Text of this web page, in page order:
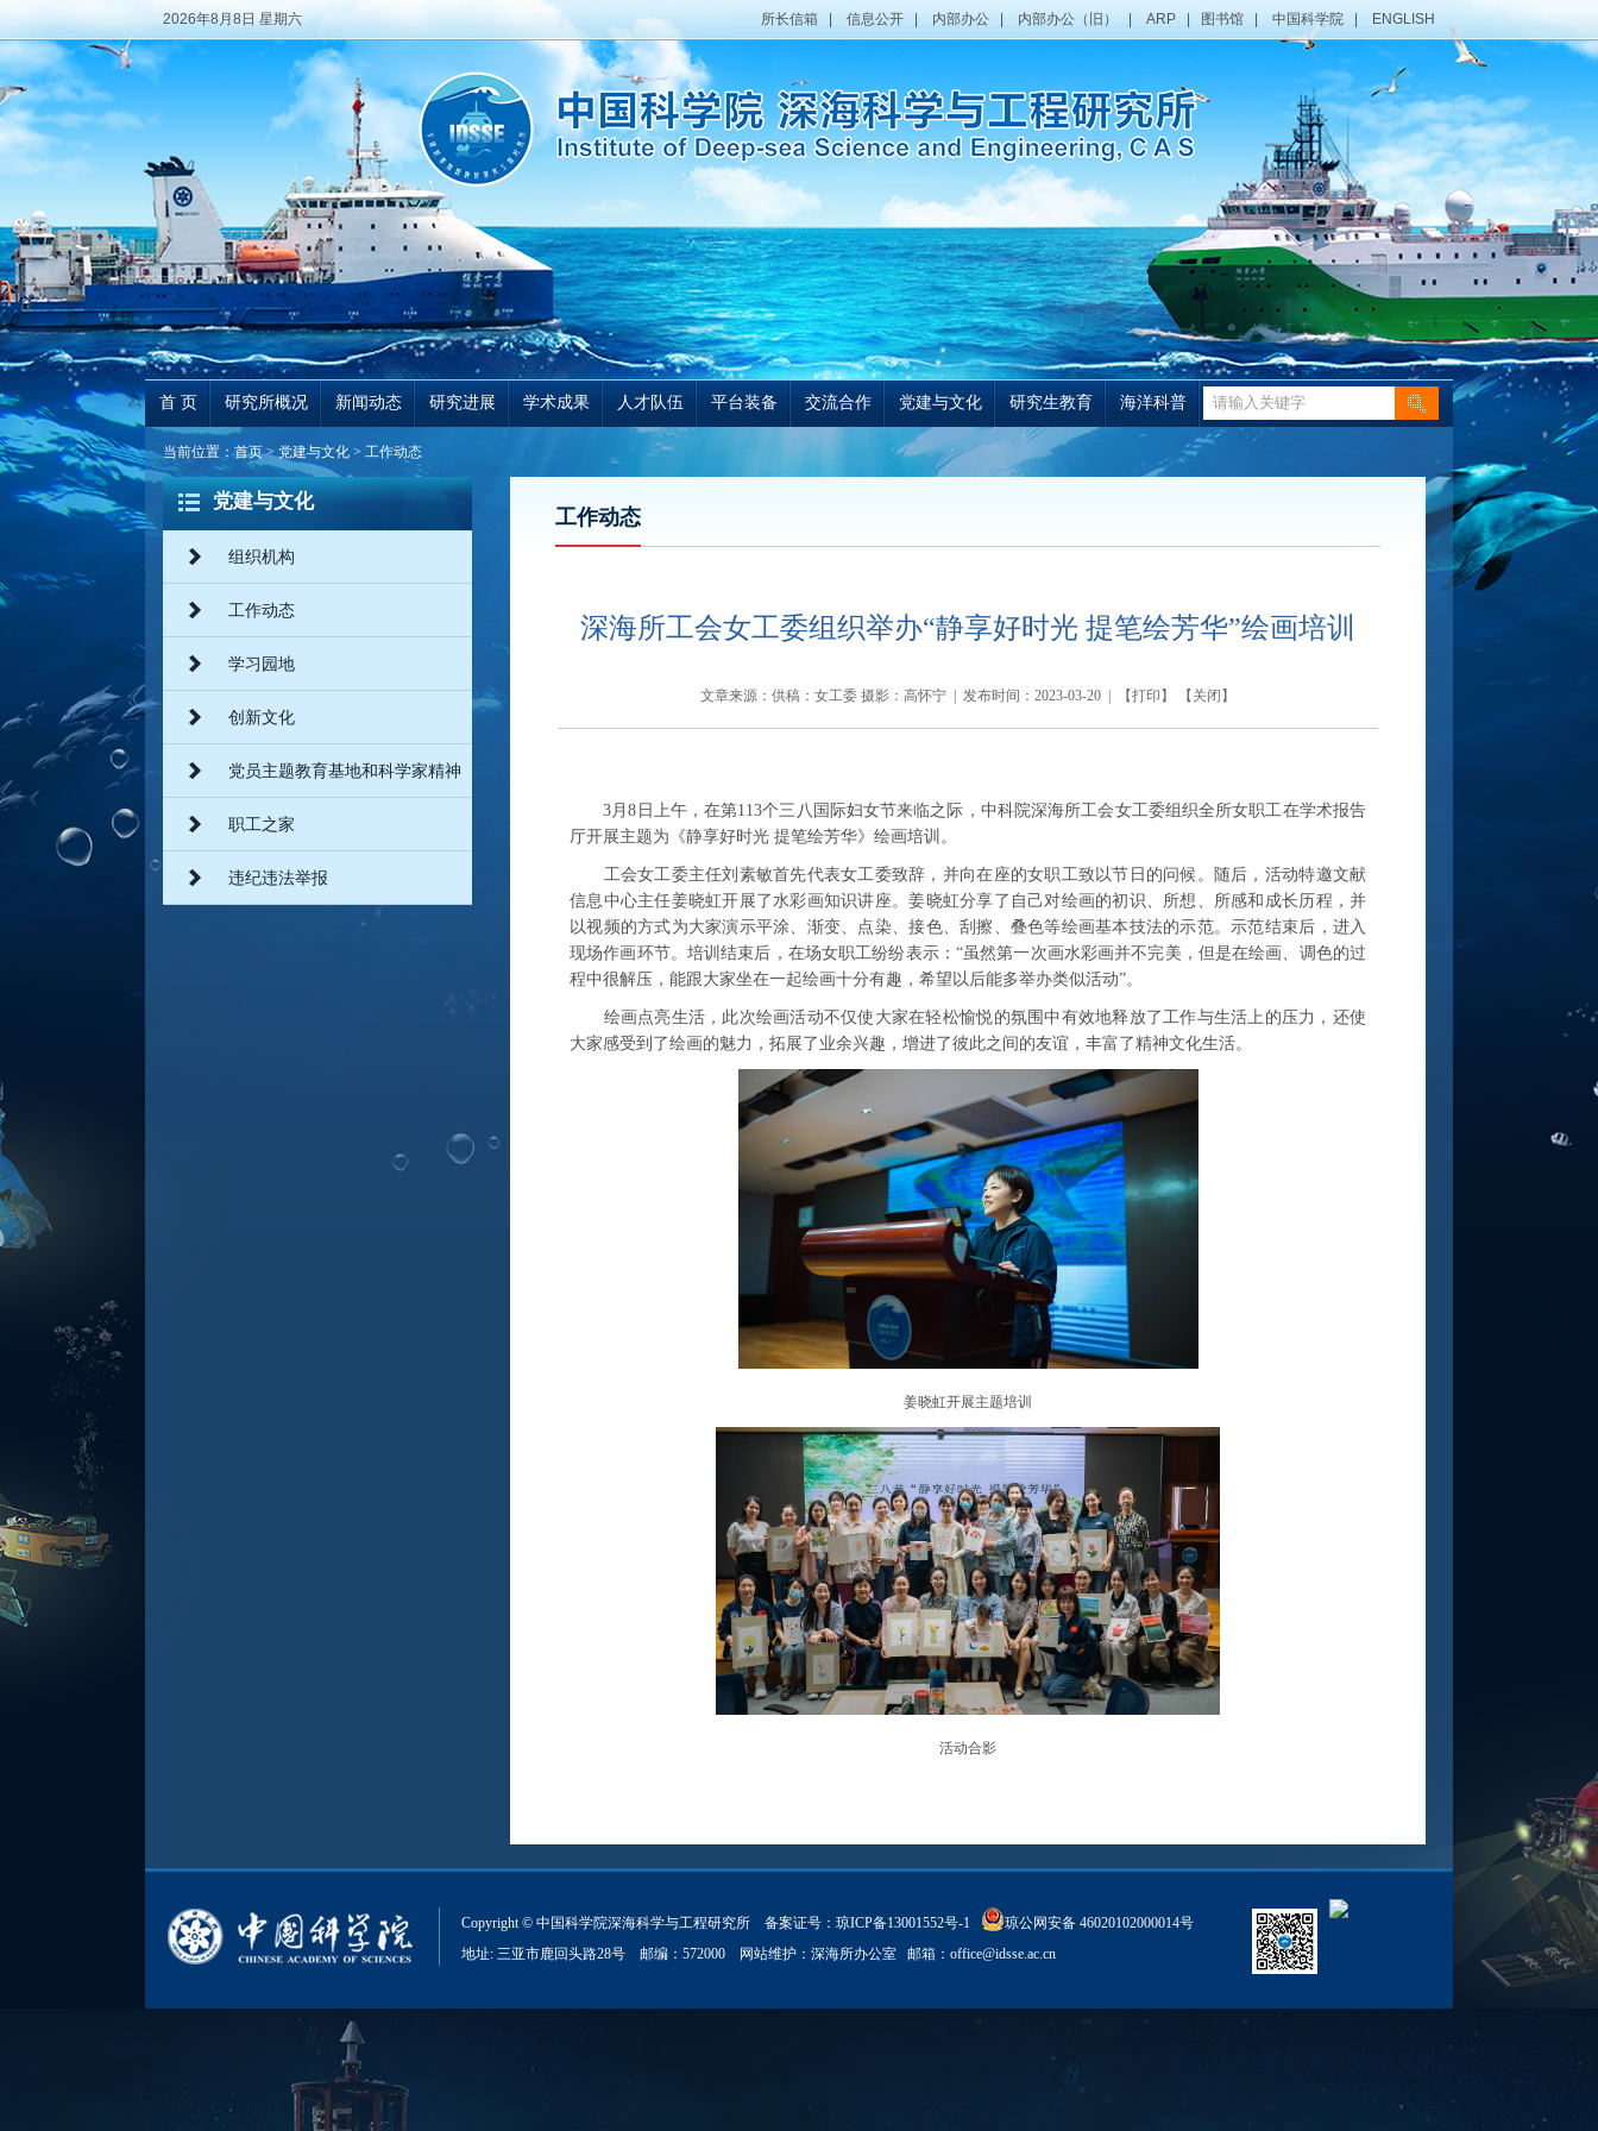
2026年8月8日 星期六 所长信箱 信息公开 内部办公 内部办公（旧） ARP 图书馆 中国科学院 ENGLISH
首 页 研究所概况 新闻动态 研究进展 学术成果 人才队伍 平台装备 交流合作 党建与文化 研究生教育 海洋科普
当前位置：首页>党建与文化 > 工作动态
党建与文化
组织机构
工作动态
学习园地
创新文化
党员主题教育基地和科学家精神
教育基地
职工之家
违纪违法举报
工作动态
深海所工会女工委组织举办“静享好时光 提笔绘芳华”绘画培训
文章来源：供稿：女工委 摄影：高怀宁 | 发布时间：2023-03-20 | 【打印 】 【 关闭 】
3月8 日上午，在第113个三八国际妇女节来临之际，中科院深海所工会女工委组织全所女职工在学术报告
厅开展主题为《静享好时光 提笔绘芳华》绘画培训。
工会女工委主任刘素敏首先代表女工委致辞， 并向在座的女职工致以节日的问候。 随后 ， 活动特邀文献
信息中心主任姜晓虹开展了水彩画知识讲座。姜晓虹分享了自己对绘画的初识、所想、所感和成长历程 ，并
以视频的方式为大家演示平涂、渐变、点染、接色、刮擦、叠色等绘画基本技法的示范。示范结束后， 进入
现场作画环节。培训结束后，在场女职工纷纷表示：“虽然第一次画水彩画并不完美，但是在绘画、调色的过
程中很解压，能跟大家坐在一起绘画十分有趣，希望以后能多举办类似活动”。
绘画点亮生活，此次绘画活动不仅使大家在轻松愉悦的氛围中有效地释放了工作与生活上的压力，还使
大家感受到了绘画的魅力，拓展了业余兴趣，增进了彼此之间的友谊，丰富了精神文化生活。
姜晓虹开展主题培训
活动合影
Copyright © 中国科学院深海科学与工程研究所 备案证号： 琼ICP备13001552号-1
琼公网安备 46020102000014号
地址: 三亚市鹿回头路28号 邮编：572000 网站维护：深海所办公室 邮箱： office@idsse.ac.cn